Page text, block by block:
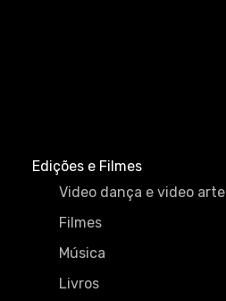
Edições e Filmes
Video dança e video arte
Filmes
Música
Livros